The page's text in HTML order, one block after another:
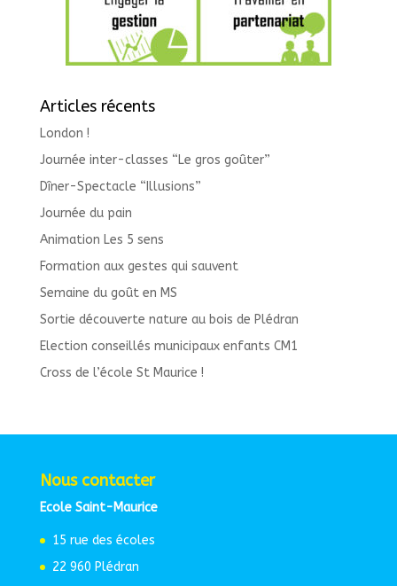
Articles récents
London !
Journée inter-classes “Le gros goûter”
Dîner-Spectacle “Illusions”
Journée du pain
Animation Les 5 sens
Formation aux gestes qui sauvent
Semaine du goût en MS
Sortie découverte nature au bois de Plédran
Election conseillés municipaux enfants CM1
Cross de l’école St Maurice !
Nous contacter
Ecole Saint-Maurice
15 rue des écoles
22 960 Plédran